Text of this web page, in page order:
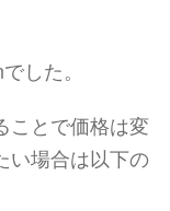
した。
ことで価格は変
い場合は以下の